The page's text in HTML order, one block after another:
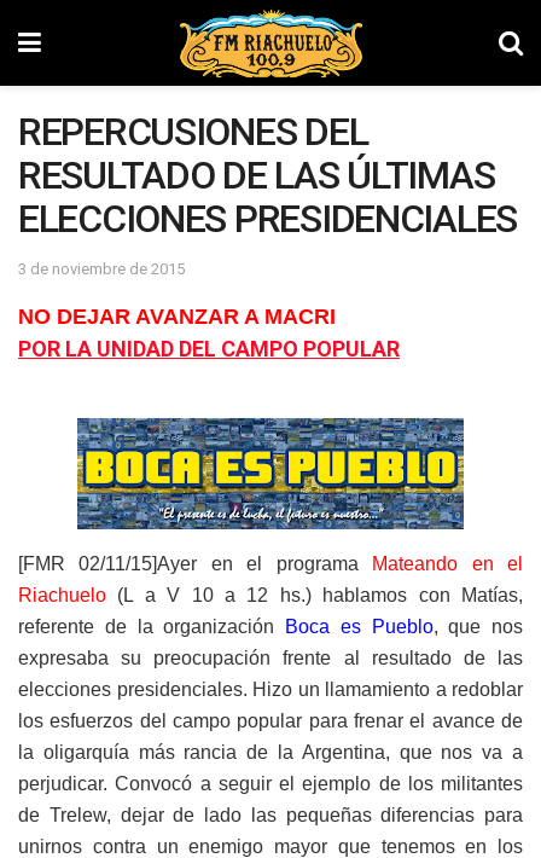
REPERCUSIONES DEL
RESULTADO DE LAS ÚLTIMAS
ELECCIONES PRESIDENCIALES
3 de noviembre de 2015
NO DEJAR AVANZAR A MACRI
POR LA UNIDAD DEL CAMPO POPULAR
[FMR 02/11/15]Ayer en el programa
Mateando en el
Riachuelo (L a V 10 a 12 hs.) hablamos con Matías,
referente de la organización
Boca es Pueblo, que nos
expresaba su preocupación frente al resultado de las
elecciones presidenciales. Hizo un llamamiento a redoblar
los esfuerzos del campo popular para frenar el avance de
la oligarquía más rancia de la Argentina, que nos va a
perjudicar. Convocó a seguir el ejemplo de los militantes
de Trelew, dejar de lado las pequeñas diferencias para
unirnos contra un enemigo mayor que tenemos en los